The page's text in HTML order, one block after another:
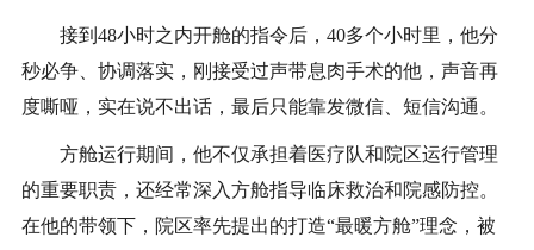
接到48小时之内开舱的指令后，40多个小时里，他分
秒必争、协调落实，刚接受过声带息肉手术的他，声音再
度嘶哑，实在说不出话，最后只能靠发微信、短信沟通。
方舱运行期间，他不仅承担着医疗队和院区运行管理
的重要职责，还经常深入方舱指导临床救治和院感防控。
在他的带领下，院区率先提出的打造“最暖方舱”理念，被